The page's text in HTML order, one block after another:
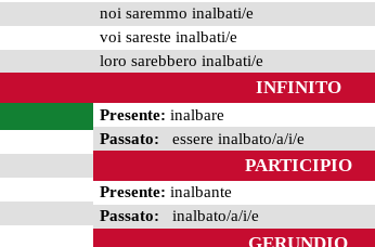
noi saremmo inalbati/e
voi sareste inalbati/e
loro sarebbero inalbati/e
INFINITO
Presente: inalbare
Passato: essere inalbato/a/i/e
PARTICIPIO
Presente: inalbante
Passato: inalbato/a/i/e
GERUNDIO